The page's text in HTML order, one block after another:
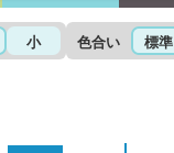
小 色合い 標準